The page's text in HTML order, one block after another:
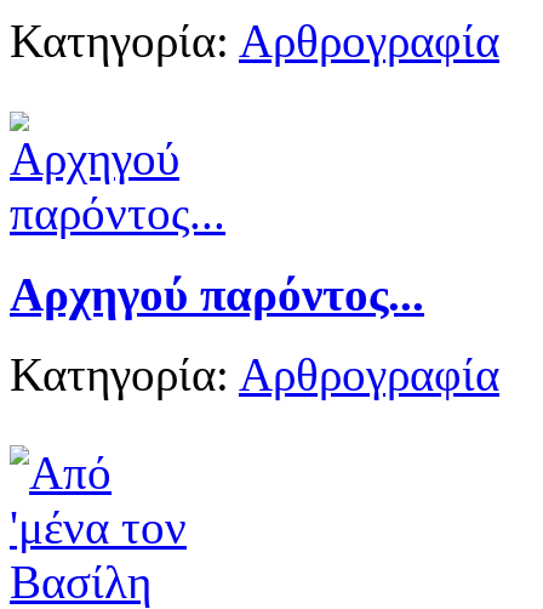
Κατηγορία: Αρθρογραφία
Αρχηγού παρόντος...
Κατηγορία: Αρθρογραφία